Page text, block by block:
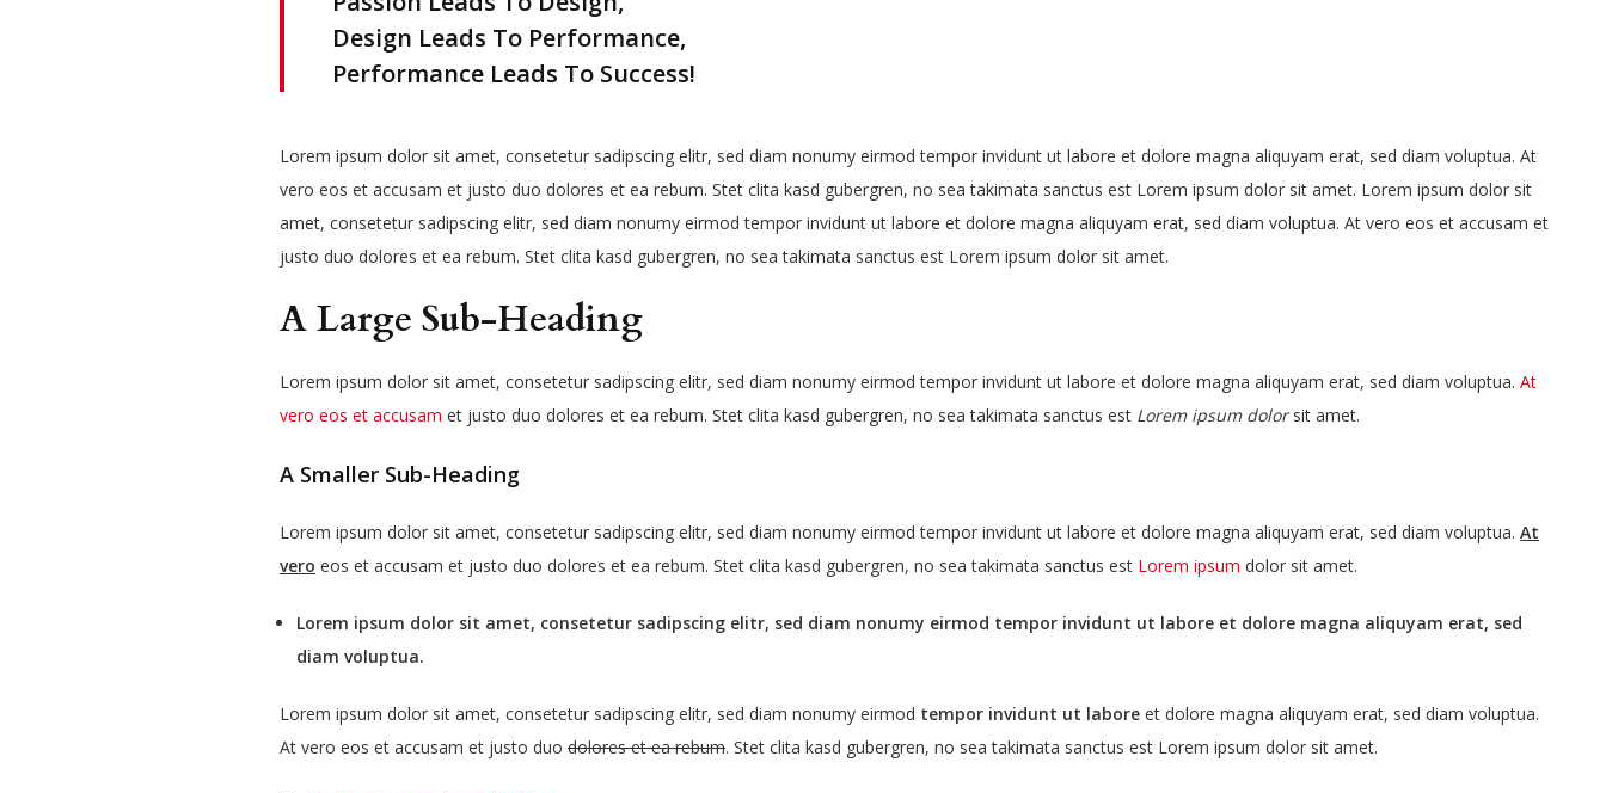
Design Leads To Performance,
Performance Leads To Success!
Lorem ipsum dolor sit amet, consetetur sadipscing elitr, sed diam nonumy eirmod tempor invidunt ut labore et dolore magna aliquyam erat, sed diam voluptua. At
vero eos et accusam et justo duo dolores et ea rebum. Stet clita kasd gubergren, no sea takimata sanctus est Lorem ipsum dolor sit amet. Lorem ipsum dolor sit
amet, consetetur sadipscing elitr, sed diam nonumy eirmod tempor invidunt ut labore et dolore magna aliquyam erat, sed diam voluptua. At vero eos et accusam et
justo duo dolores et ea rebum. Stet clita kasd gubergren, no sea takimata sanctus est Lorem ipsum dolor sit amet.
A Large Sub-Heading
Lorem ipsum dolor sit amet, consetetur sadipscing elitr, sed diam nonumy eirmod tempor invidunt ut labore et dolore magna aliquyam erat, sed diam voluptua. At
vero eos et accusam et justo duo dolores et ea rebum. Stet clita kasd gubergren, no sea takimata sanctus est Lorem ipsum dolorsit amet.
A Smaller Sub-Heading
Lorem ipsum dolor sit amet, consetetur sadipscing elitr, sed diam nonumy eirmod tempor invidunt ut labore et dolore magna aliquyam erat, sed diam voluptua. At
vero eos et accusam et justo duo dolores et ea rebum. Stet clita kasd gubergren, no sea takimata sanctus est Lorem ipsum dolor sit amet.
Lorem ipsum dolor sit amet, consetetur sadipscing elitr, sed diam nonumy eirmod tempor invidunt ut labore et dolore magna aliquyam erat, sed
diam voluptua.
Lorem ipsum dolor sit amet, consetetur sadipscing elitr, sed diam nonumy eirmod tempor invidunt ut labore et dolore magna aliquyam erat, sed diam voluptua.
At vero eos et accusam et justo duo dolores et ea rebum. Stet clita kasd gubergren, no sea takimata sanctus est Lorem ipsum dolor sit amet.